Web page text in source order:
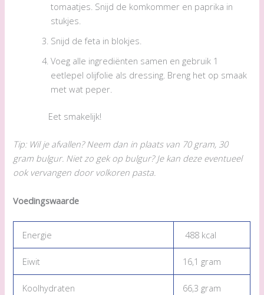
tomaatjes. Snijd de komkommer en paprika in
stukjes.
Snijd de feta in blokjes.
Voeg alle ingrediënten samen en gebruik 1
eetlepel olijfolie als dressing. Breng het op smaak
met wat peper.
Eet smakelijk!
Tip: Wil je afvallen? Neem dan in plaats van 70 gram, 30
gram bulgur. Niet zo gek op bulgur? Je kan deze eventueel
ook vervangen door volkoren pasta.
Voedingswaarde
Energie 488 kcal
Eiwit 16,1 gram
Koolhydraten 66,3 gram